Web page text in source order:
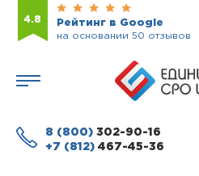
4.8
Рейтинг в Google
на основании 50 отзывов
8 (800) 302-90-16
+7 (812) 467-45-36